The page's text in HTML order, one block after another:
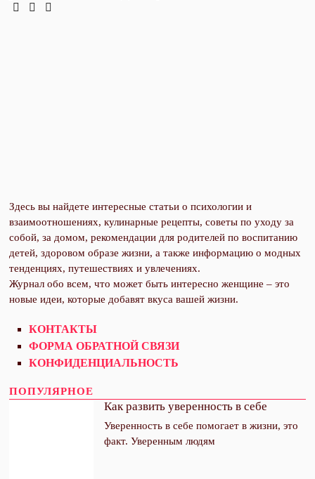
Здесь вы найдете интересные статьи о психологии и
взаимоотношениях, кулинарные рецепты, советы по уходу за
собой, за домом, рекомендации для родителей по воспитанию
детей, здоровом образе жизни, а также информацию о модных
тенденциях, путешествиях и увлечениях.
Журнал обо всем, что может быть интересно женщине – это
новые идеи, которые добавят вкуса вашей жизни.
КОНТАКТЫ
ФОРМА ОБРАТНОЙ СВЯЗИ
КОНФИДЕНЦИАЛЬНОСТЬ
ПОПУЛЯРНОЕ
Как развить уверенность в себе
Уверенность в себе помогает в жизни, это
факт. Уверенным людям